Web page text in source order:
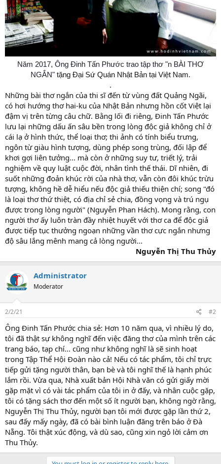
Năm 2017, Ông Đinh Tấn Phước trao tập thơ "n BÀI THƠ
NGẮN" tặng Đại Sứ Quán Nhật Bản tại Việt Nam.
.​
Những bài thơ ngắn của thi sĩ đến từ vùng đất Quảng Ngãi,
có hơi hướng thơ hai-ku của Nhật Bản nhưng hồn cốt Việt lại
đậm vị trên từng câu chữ. Bằng lối đi riêng, Đinh Tấn Phước
lưu lại những dấu ấn sâu bền trong lòng độc giả không chỉ ở
cái lạ ở hình thức, thể loại thơ; thi ảnh có tính biểu trưng,
ngôn từ giàu hình tượng, dùng phép song trùng, đối lập để
khơi gợi liên tưởng... mà còn ở những suy tư, triết lý, trải
nghiệm về quy luật cuộc đời, nhân tình thế thái. Dĩ nhiên, đi
suốt những đoản khúc rời của nhà thơ, vẫn còn đôi khúc trừu
tượng, không hề dễ hiểu nếu độc giả thiếu thiện chí; song "đó
là loại thơ thứ thiệt, có địa chỉ sẻ chia, đồng vọng và trú ngụ
được trong lòng người" (Nguyễn Phan Hách). Mong rằng, con
người thơ ấy luôn tràn đầy nhiệt huyết với thơ ca để độc giả
được tiếp tục thưởng ngoạn những vần thơ cực ngắn nhưng
độ sâu lắng mênh mang cả lòng người...
Nguyễn Thị Thu Thủy
Administrator
Moderator
2/2/21 #2
Ông Đinh Tấn Phước chia sẻ: Hơn 10 năm qua, vì nhiều lý do,
tôi đã thật sự không nghĩ đến việc đăng thơ của mình trên các
trang báo, tạp chí... cũng như không nghĩ là sẽ sinh hoạt
trong Tập Thể Hội Đoàn nào cả! Nếu có tác phẩm, tôi chỉ trực
tiếp gửi tặng người thân, bạn bè và tôi nghĩ thế là hạnh phúc
lắm rồi. Vừa qua, Nhà xuất bản Hội Nhà văn có gửi giấy mời
gặp mặt vì có vài tác phẩm của tôi in ở đấy, và nhân cuộc gặp,
tôi có tặng sách thơ đến một số ít người bạn, không ngờ rằng,
Nguyễn Thị Thu Thủy, người bạn tôi mới được gặp lần thứ 2,
sau đấy mấy ngày, đã có bài bình luận đăng trên báo ở Đà
Nẵng. Tôi thật xúc động, và dù sao, cũng xin ngỏ lời cảm ơn
Thu Thủy.